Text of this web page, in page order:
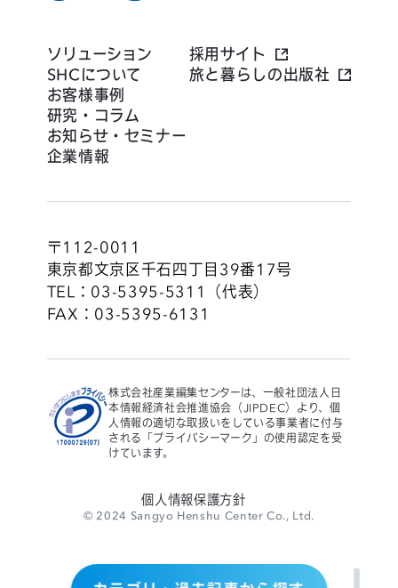
ソリューション
SHCについて
お客様事例
研究・コラム
お知らせ・セミナー
企業情報
採用サイト
旅と暮らしの出版社
〒112-0011
東京都文京区千石四丁目39番17号
TEL：03-5395-5311（代表）
FAX：03-5395-6131
株式会社産業編集センターは、一般社団法人日
本情報経済社会推進協会（JIPDEC）より、個
人情報の適切な取扱いをしている事業者に付与
される「プライバシーマーク」の使用認定を受
けています。
個人情報保護方針
© 2024 Sangyo Henshu Center Co., Ltd.